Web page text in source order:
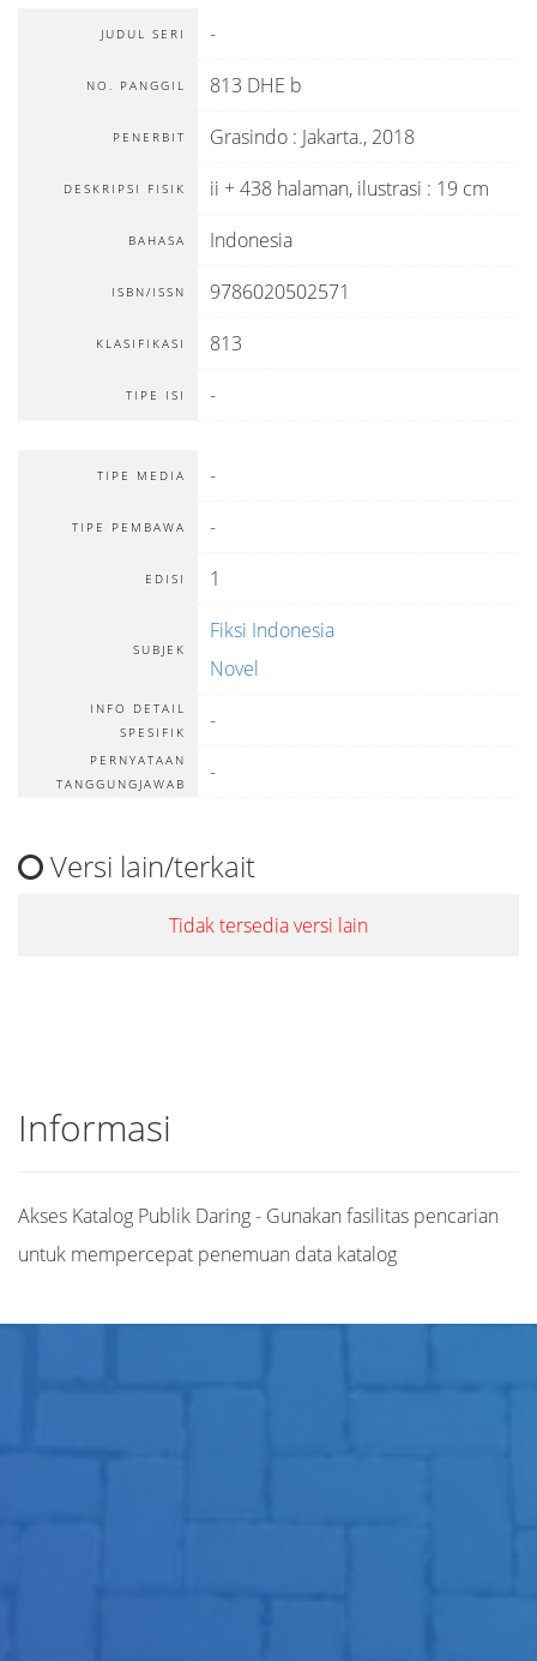
JUDUL SERI -
NO. PANGGIL 813 DHE b
PENERBIT Grasindo : Jakarta., 2018
DESKRIPSI FISIK ii + 438 halaman, ilustrasi : 19 cm
BAHASA Indonesia
ISBN/ISSN 9786020502571
KLASIFIKASI 813
TIPE ISI -
TIPE MEDIA -
TIPE PEMBAWA -
EDISI 1
SUBJEK
Fiksi Indonesia
Novel
INFO DETAIL
SPESIFIK
-
PERNYATAAN
TANGGUNGJAWAB
-
Versi lain/terkait
Tidak tersedia versi lain
Informasi
Akses Katalog Publik Daring - Gunakan fasilitas pencarian
untuk mempercepat penemuan data katalog